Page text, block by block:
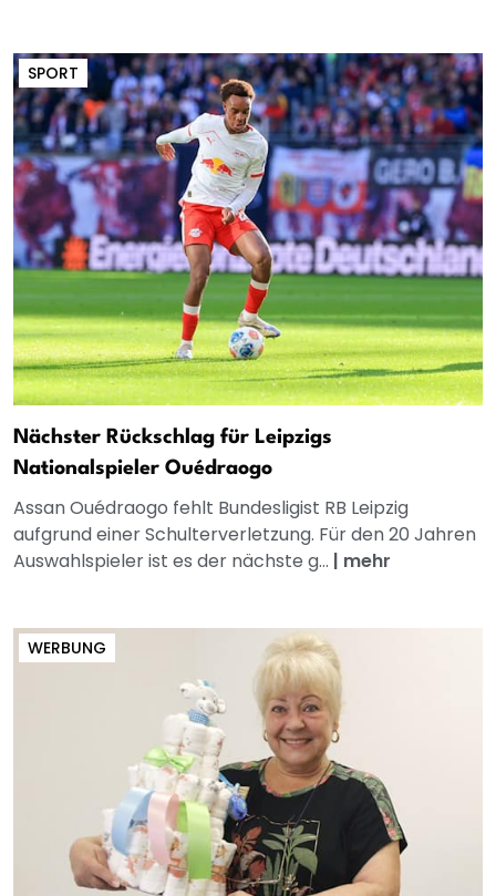
SPORT
Nächster Rückschlag für Leipzigs
Nationalspieler Ouédraogo
Assan Ouédraogo fehlt Bundesligist RB Leipzig
aufgrund einer Schulterverletzung. Für den 20 Jahren
Auswahlspieler ist es der nächste g... | mehr
WERBUNG